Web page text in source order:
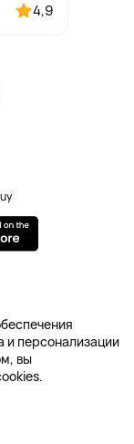
4,9
и персонализации
вы